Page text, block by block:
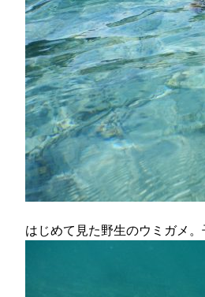
はじめて見た野生のウミガメ。